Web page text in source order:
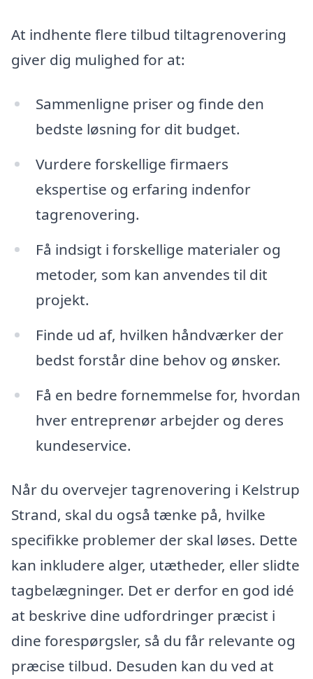
At indhente flere tilbud tiltagrenovering
giver dig mulighed for at:
Sammenligne priser og finde den
bedste løsning for dit budget.
Vurdere forskellige firmaers
ekspertise og erfaring indenfor
tagrenovering.
Få indsigt i forskellige materialer og
metoder, som kan anvendes til dit
projekt.
Finde ud af, hvilken håndværker der
bedst forstår dine behov og ønsker.
Få en bedre fornemmelse for, hvordan
hver entreprenør arbejder og deres
kundeservice.
Når du overvejer tagrenovering i Kelstrup
Strand, skal du også tænke på, hvilke
specifikke problemer der skal løses. Dette
kan inkludere alger, utætheder, eller slidte
tagbelægninger. Det er derfor en god idé
at beskrive dine udfordringer præcist i
dine forespørgsler, så du får relevante og
præcise tilbud. Desuden kan du ved at